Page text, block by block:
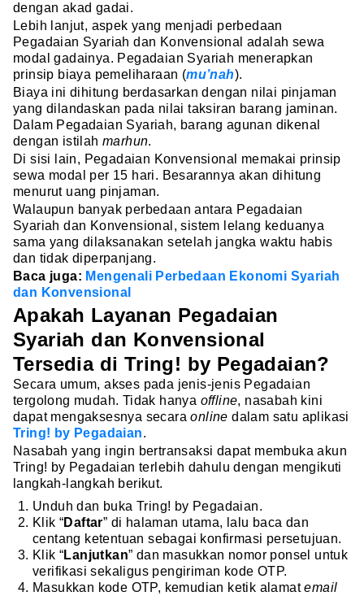
dengan akad gadai.
Lebih lanjut, aspek yang menjadi perbedaan
Pegadaian Syariah dan Konvensional adalah sewa
modal gadainya. Pegadaian Syariah menerapkan
prinsip biaya pemeliharaan (mu’nah).
Biaya ini dihitung berdasarkan dengan nilai pinjaman
yang dilandaskan pada nilai taksiran barang jaminan.
Dalam Pegadaian Syariah, barang agunan dikenal
dengan istilahmarhun.
Di sisi lain, Pegadaian Konvensional memakai prinsip
sewa modal per 15 hari. Besarannya akan dihitung
menurut uang pinjaman.
Walaupun banyak perbedaan antara Pegadaian
Syariah dan Konvensional, sistem lelang keduanya
sama yang dilaksanakan setelah jangka waktu habis
dan tidak diperpanjang.
Baca juga: Mengenali Perbedaan Ekonomi Syariah
dan Konvensional
Apakah Layanan Pegadaian
Syariah dan Konvensional
Tersedia di Tring! by Pegadaian?
Secara umum, akses pada jenis-jenis Pegadaian
tergolong mudah. Tidak hanya offline, nasabah kini
dapat mengaksesnya secaraonline dalam satu aplikasi
Tring! by Pegadaian.
Nasabah yang ingin bertransaksi dapat membuka akun
Tring! by Pegadaian terlebih dahulu dengan mengikuti
langkah-langkah berikut.
Unduh dan buka Tring! by Pegadaian.
Klik “Daftar” di halaman utama, lalu baca dan
centang ketentuan sebagai konfirmasi persetujuan.
Klik “Lanjutkan” dan masukkan nomor ponsel untuk
verifikasi sekaligus pengiriman kode OTP.
Masukkan kode OTP, kemudian ketik alamatemail